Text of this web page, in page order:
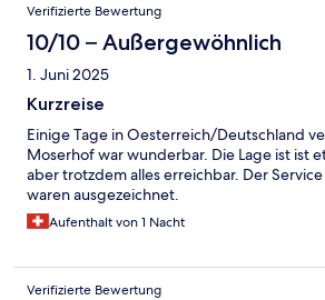
Verifizierte Bewertung
10/10 – Außergewöhnlich
1. Juni 2025
Kurzreise
Einige Tage in Oesterreich/Deutschland
Moserhof war wunderbar. Die Lage ist ist
aber trotzdem alles erreichbar. Der
waren ausgezeichnet.
Aufenthalt von 1 Nacht
Verifizierte Bewertung